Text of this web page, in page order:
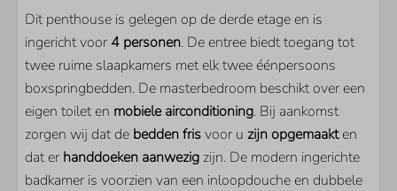
KEUKEN
Koel/vriescombinatie
Nespresso machine
Combimagnetron
Vaatwasser
LIGGING
Dit penthouse is gelegen op de derde etage en is
ingericht voor 4 personen. De entree biedt toegang tot
twee ruime slaapkamers met elk twee éénpersoons
boxspringbedden. De masterbedroom beschikt over een
eigen toilet en mobiele airconditioning. Bij aankomst
zorgen wij dat de bedden frisvoor u zijn opgemaakten
dat er handdoeken aanwezig zijn. De modern ingerichte
badkamer is voorzien van een inloopdouche en dubbele